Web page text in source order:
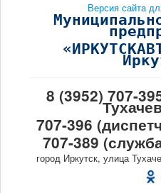
Версия сайта
8 (3952) 707-
707-396
707-389
город Иркутск, улица